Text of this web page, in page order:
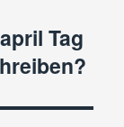
Tag